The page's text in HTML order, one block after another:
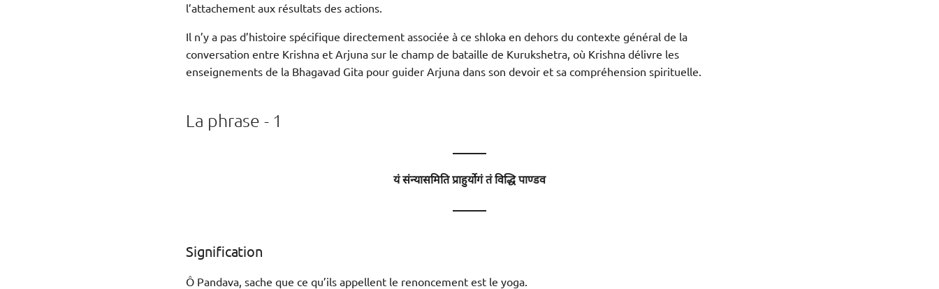
l’attachement aux résultats des actions.
Il n’y a pas d’histoire spécifique directement associée à ce shloka en dehors du contexte général de la
conversation entre Krishna et Arjuna sur le champ de bataille de Kurukshetra, où Krishna délivre les
enseignements de la Bhagavad Gita pour guider Arjuna dans son devoir et sa compréhension spirituelle.
La phrase - 1
———
यं संन्यासमिति प्राहुर्योगं तं विद्धि पाण्डव
———
Signification
Ô Pandava, sache que ce qu’ils appellent le renoncement est le yoga.